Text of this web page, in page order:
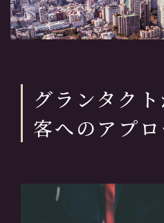
グランタク
客へのアプ